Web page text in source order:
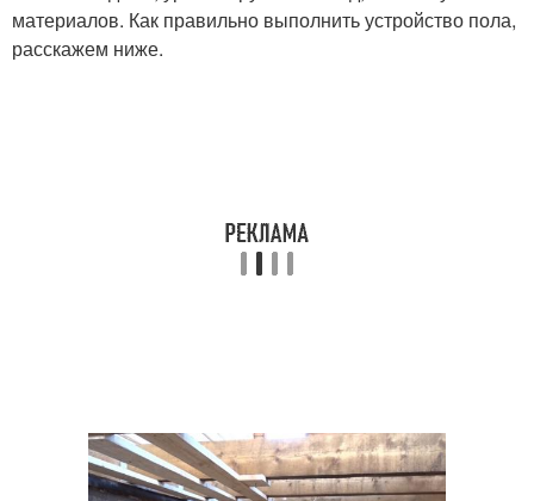
материалов. Как правильно выполнить устройство пола,
расскажем ниже.